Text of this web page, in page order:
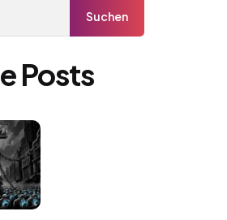
Suchen
Posts